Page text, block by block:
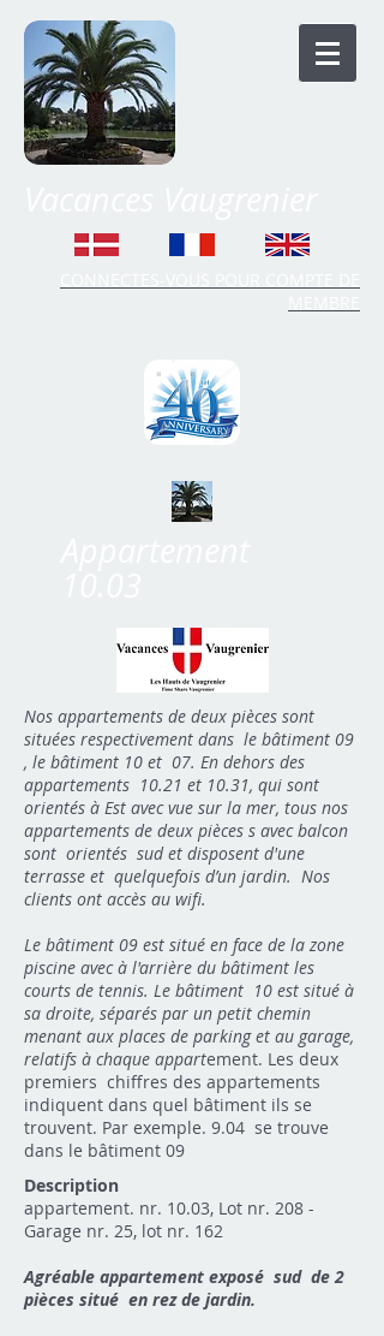
Nos appartements de deux pièces sont
situées respectivement dans le bâtiment 09
, le bâtiment 10 et 07. En dehors des
appartements 10.21 et 10.31, qui sont
orientés à Est avec vue sur la mer, tous nos
appartements de deux pièces s avec balcon
sont orientés sud et disposent d'une
terrasse et quelquefois d’un jardin. Nos
clients ont accès au wifi.
Le bâtiment 09 est situé en face de la zone
piscine avec à l'arrière du bâtiment les
courts de tennis. Le bâtiment 10 est situé à
sa droite, séparés par un petit chemin
menant aux places de parking et au garage,
relatifs à chaque appartement. Les deux
premiers chiffres des appartements
indiquent dans quel bâtiment ils se
trouvent. Par exemple. 9.04 se trouve
dans le bâtiment 09
Description
appartement. nr. 10.03, Lot nr. 208 -
Garage nr. 25, lot nr. 162
Agréable appartement exposé sud de 2
pièces situé en rez de jardin.